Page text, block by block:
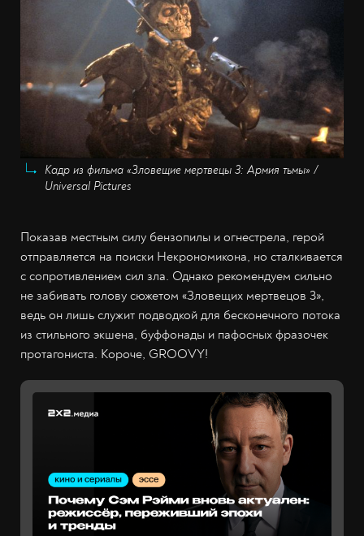
Кадр из фильма «Зловещие мертвецы 3: Армия тьмы» /
Universal Pictures
Показав местным силу бензопилы и огнестрела, герой
отправляется на поиски Некрономикона, но сталкивается
с сопротивлением сил зла. Однако рекомендуем сильно
не забивать голову сюжетом «Зловещих мертвецов 3»,
ведь он лишь служит подводкой для бесконечного потока
из стильного экшена, буффонады и пафосных фразочек
протагониста. Короче, GROOVY!